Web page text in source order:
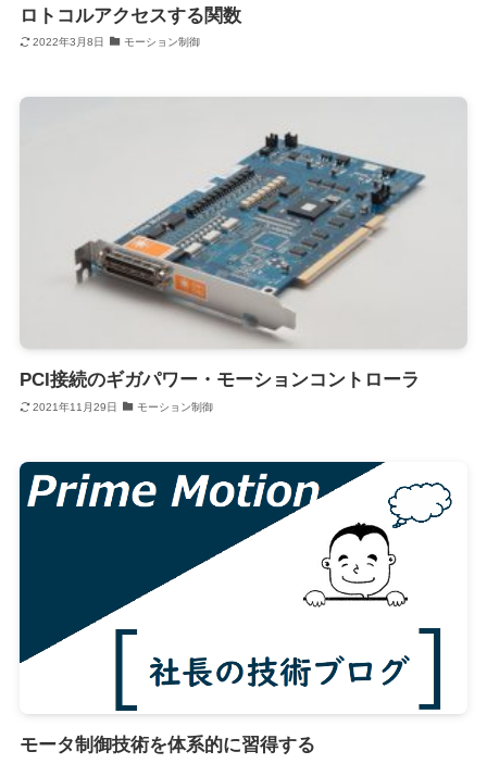
ロトコルアクセスする関数
2022年3月8日 モーション制御
PCI接続のギガパワー・モーションコントローラ
2021年11月29日 モーション制御
モータ制御技術を体系的に習得する